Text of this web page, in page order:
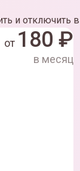
и отключить
от 180 ₽
в месяц